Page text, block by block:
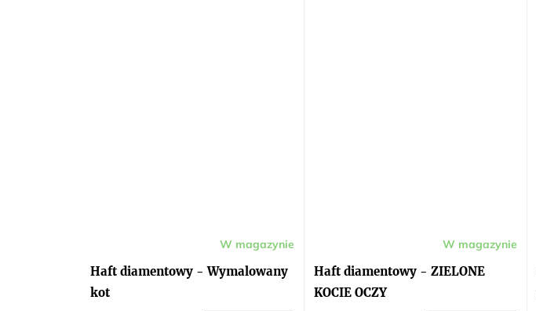
Haft diamentowy - Wymalowany
kot
W magazynie
Haft diamentowy - ZIELONE
KOCIE OCZY
W magazynie